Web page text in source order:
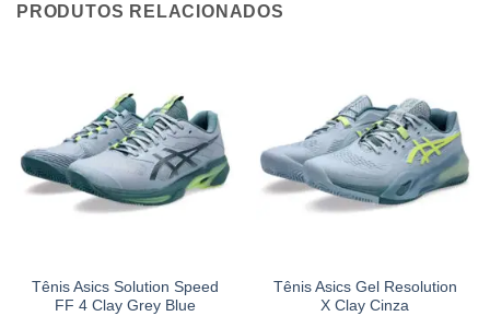
PRODUTOS RELACIONADOS
Tênis Asics Solution Speed
FF 4 Clay Grey Blue
Tênis Asics Gel Resolution
X Clay Cinza